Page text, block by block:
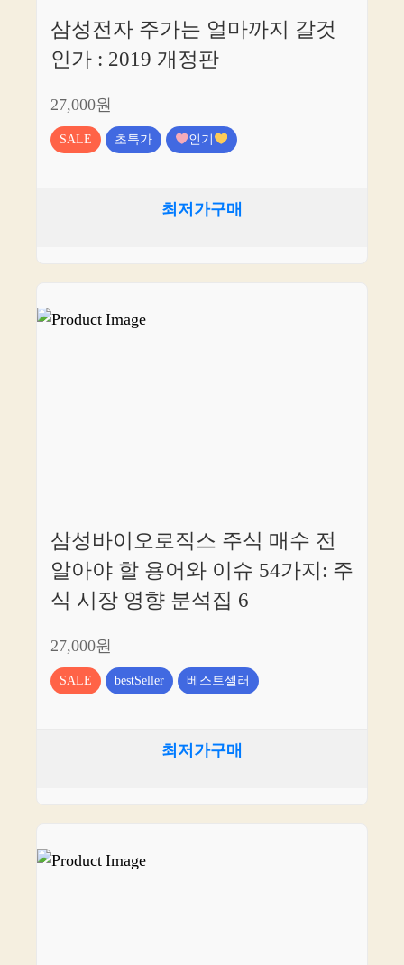
삼성전자 주가는 얼마까지 갈것
인가 : 2019 개정판
27,000원
SALE 초특가 인기
최저가구매
삼성바이오로직스 주식 매수 전
알아야 할 용어와 이슈 54가지: 주
식 시장 영향 분석집 6
27,000원
SALE bestSeller 베스트셀러
최저가구매